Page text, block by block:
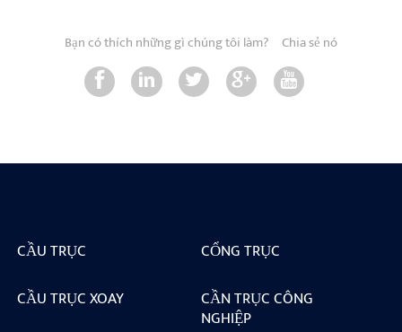
Bạn có thích những gì chúng tôi làm? Chia sẻ nó
CẦU TRỤC
CỔNG TRỤC
CẦU TRỤC XOAY
CẦN TRỤC CÔNG
NGHIỆP